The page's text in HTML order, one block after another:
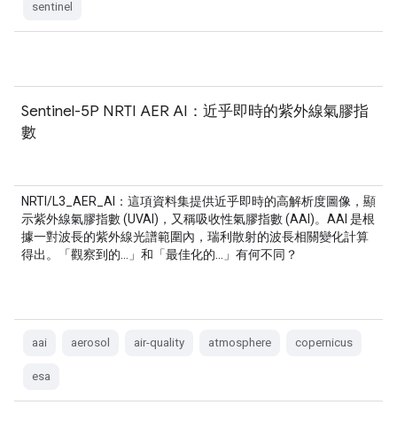
sentinel
Sentinel-5P NRTI AER AI：近乎即時的紫外線氣膠指
數
NRTI/L3_AER_AI：這項資料集提供近乎即時的高解析度圖像，顯
示紫外線氣膠指數 (UVAI)，又稱吸收性氣膠指數 (AAI)。AAI 是根
據一對波長的紫外線光譜範圍內，瑞利散射的波長相關變化計算
得出。「觀察到的…」和「最佳化的…」有何不同？
aai aerosol air-quality atmosphere copernicus
esa